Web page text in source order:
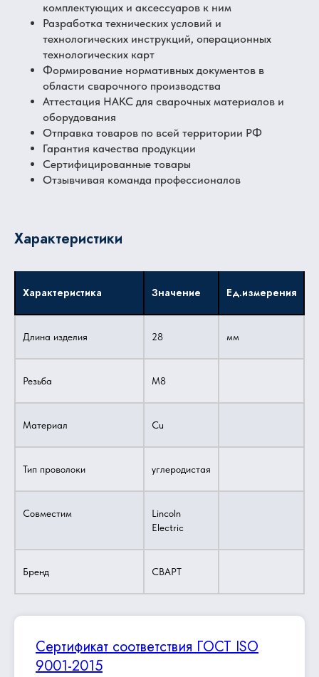
комплектующих и аксессуаров к ним
Разработка технических условий и
технологических инструкций, операционных
технологических карт
Формирование нормативных документов в
области сварочного производства
Аттестация НАКС для сварочных материалов и
оборудования
Отправка товаров по всей территории РФ
Гарантия качества продукции
Сертифицированные товары
Отзывчивая команда профессионалов
Характеристики
Характеристика Значение Ед.измерения
Длина изделия 28 мм
Резьба M8
Материал Cu
Тип проволоки углеродистая
Совместим
Lincoln
Electric
Бренд СВАРТ
Сертификат соответствия ГОСТ ISO
9001-2015